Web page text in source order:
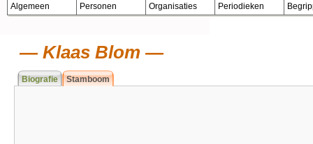
Algemeen Personen Organisaties Periodieken
Klaas Blom
Biografie Stamboom